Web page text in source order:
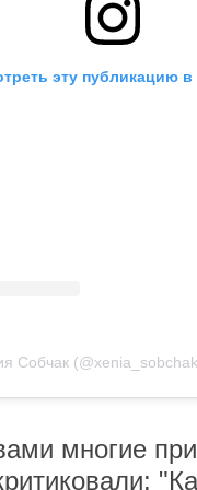
эту публикацию в
Собчак
многие